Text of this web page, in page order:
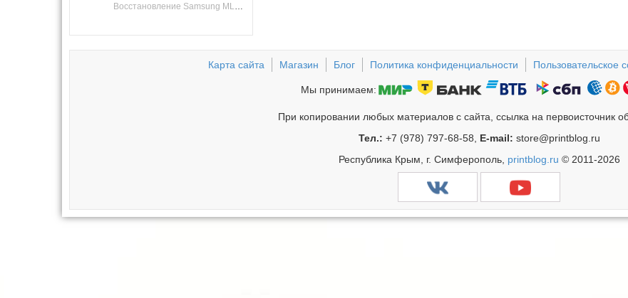
Восстановление Samsung ML-1661, ML-1666 после не удачной прошивки.
Карта сайта Магазин Блог Политика конфиденциальности Пользовательское
Мы принимаем:
При копировании любых материалов с сайта, ссылка на первоисточник
Тел.: +7 (978) 797-68-58, E-mail: store@printblog.ru
Республика Крым, г. Симферополь, printblog.ru © 2011-2026